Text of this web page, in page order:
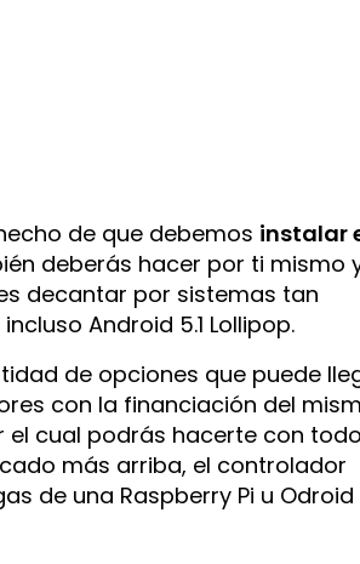
de que debemos instalar
deberás hacer por ti mismo
decantar por sistemas tan
Android 5.1 Lollipop.
de opciones que puede
con la financiación del
el cual podrás hacerte con
más arriba, el controlador
de una Raspberry Pi u Odroid